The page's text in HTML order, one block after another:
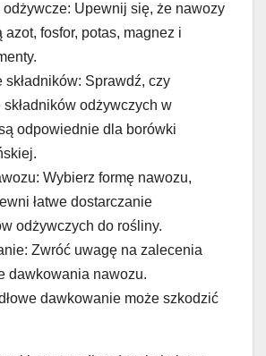
odżywcze: Upewnij się, że nawozy
azot, fosfor, potas, magnez i
składników: Sprawdź, czy
składników odżywczych w
odpowiednie dla borówki
Wybierz formę nawozu,
łatwe dostarczanie
odżywczych do rośliny.
Zwróć uwagę na zalecenia
dawkowania nawozu.
dawkowanie może szkodzić